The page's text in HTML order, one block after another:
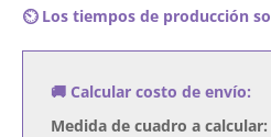
El
Camino
⏲️ Los tiempos de producción
🚚 Calcular costo de envío:
Medida de cuadro a calcular: